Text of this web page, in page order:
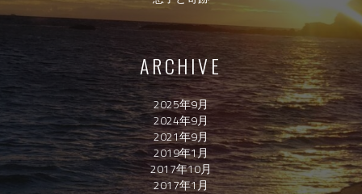
ARCHIVE
2025年9月
2024年9月
2021年9月
2019年1月
2017年10月
2017年1月